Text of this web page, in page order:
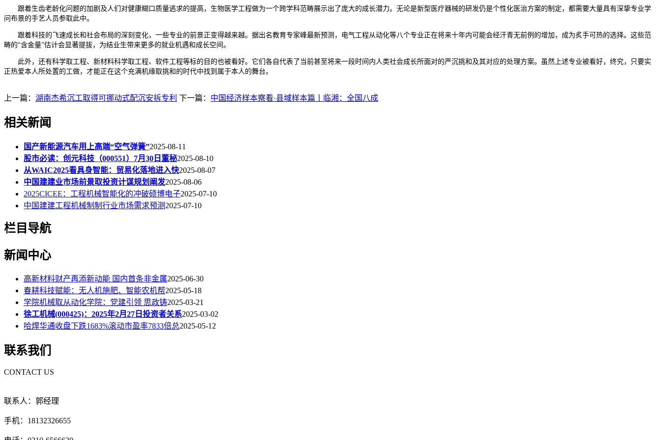
跟着生齿老龄化问题的加剧及人们对健康糊口质量逃求的提高，生物医学工程做为一个跨学科范畴展示出了庞大的成长潜力。无论是新型医疗器械的研发仍是个性化医治方案的制定，都需要大量具有深挚专业学
问布景的手艺人员参取此中。
跟着科技的飞速成长和社会布局的深刻变化，一些专业的前景正变得越来越。据出名教育专家峰最新预测，电气工程从动化等八个专业正在将来十年内可能会经汗青无前例的增加，成为炙手可热的选择。这些范
畴的“含金量”估计会显著提拔，为结业生带来更多的就业机遇和成长空间。
此外，还有科学取工程、新材料科学取工程、软件工程等标的目的也被看好。它们各自代表了当前甚至将来一段时间内人类社会成长所面对的严沉挑和及其对应的处理方案。虽然上述专业被看好，终究，只要实
正热爱本人所处置的工做，才能正在这个充满机缘取挑和的时代中找到属于本人的舞台。
上一篇： 湖南杰希沉工取得可挪动式配沉安拆专利 下一篇： 中国经济样本察看·县域样本篇丨临湘：全国八成
相关新闻
国产新能源汽车用上高端“空气弹簧”2025-08-11
股市必读：创元科技（000551）7月30日董秘2025-08-10
从WAIC2025看具身智能：贸易化落地进入快2025-08-07
中国建建业市场前景取投资计谋规划阐发2025-08-06
2025CICEE：工程机械智能化的冲破硕博电子2025-07-10
中国建建工程机械制制行业市场需求预测 2025-07-10
栏目导航
新闻中心
高新材料财产再添新动能 国内首条非金属2025-06-30
春耕科技赋能：无人机施肥、智能农机帮2025-05-18
学院机械取从动化学院：党建引领 思政铸2025-03-21
徐工机械(000425)：2025年2月27日投资者关系2025-03-02
哈焊华通收盘下跌1683%滚动市盈率7833倍总2025-05-12
联系我们
CONTACT US
联系人：郭经理
手机：18132326655